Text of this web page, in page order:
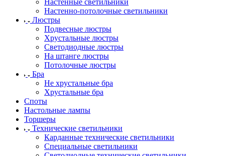
Настенные светильники
Настенно-потолочные светильники
Люстры
Подвесные люстры
Хрустальные люстры
Светодиодные люстры
На штанге люстры
Потолочные люстры
Бра
Не хрустальные бра
Хрустальные бра
Споты
Настольные лампы
Торшеры
Технические светильники
Карданные технические светильники
Специальные светильники